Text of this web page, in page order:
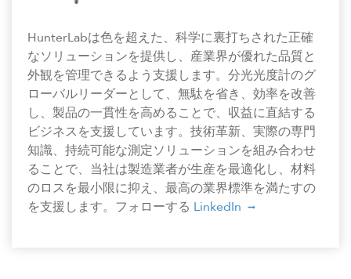
HunterLabは色を超えた、科学に裏打ちされた正確
なソリューションを提供し、産業界が優れた品質と
外観を管理できるよう支援します。分光光度計のグ
ローバルリーダーとして、無駄を省き、効率を改善
し、製品の一貫性を高めることで、収益に直結する
ビジネスを支援しています。技術革新、実際の専門
知識、持続可能な測定ソリューションを組み合わせ
ることで、当社は製造業者が生産を最適化し、材料
のロスを最小限に抑え、最高の業界標準を満たすの
を支援します。フォローする LinkedIn